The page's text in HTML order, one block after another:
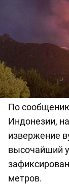
По
Индонезии,
извержение
высочайший
метров.